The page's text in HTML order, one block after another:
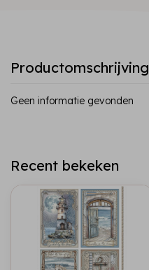
Productomschrijving
Geen informatie gevonden
Recent bekeken